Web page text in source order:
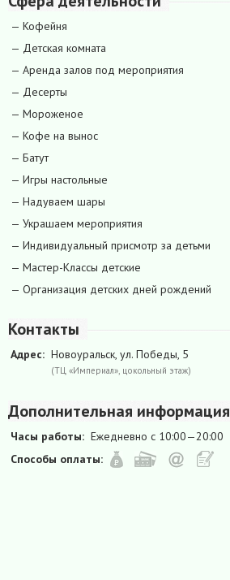
— Кофейня
— Детская комната
— Аренда залов под мероприятия
— Десерты
— Мороженое
— Кофе на вынос
— Батут
— Игры настольные
— Надуваем шары
— Украшаем мероприятия
— Индивидуальный присмотр за детьми
— Мастер-Классы детские
— Организация детских дней рождений
Контакты
Адрес: Новоуральск, ул. Победы, 5
(ТЦ «Империал», цокольный этаж)
Дополнительная информация
Часы работы: Ежедневно с 10:00—20:00
Способы оплаты: